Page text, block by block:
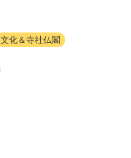
文化＆寺社仏閣